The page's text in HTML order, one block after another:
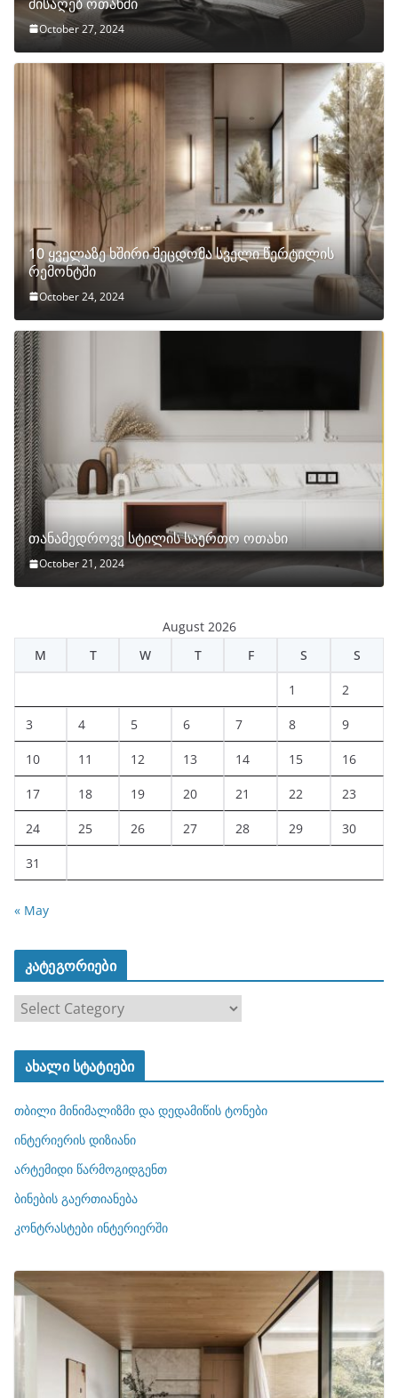
October 27, 2024
10 ყველაზე ხშირი შეცდომა სველი წერტილის
რემონტში
October 24, 2024
თანამედროვე სტილის საერთო ოთახი
October 21, 2024
August 2026
M
T W T F S S
1 2
3 4 5 6 7 8 9
10 11 12 13 14 15 16
17 18 19 20 21 22 23
24 25 26 27 28 29 30
31
« May
კატეგორიები
ტ
ო
რ
ბ
ი
ახალი სტატიები
თბილი მინიმალიზმი და დედამიწის ტონები
ინტერიერის დიზიანი
არტემიდი წარმოგიდგენთ
ბინების გაერთიანება
კონტრასტები ინტერიერში